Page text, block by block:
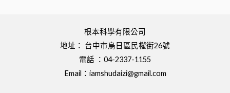
根本科學有限公司
地址： 台中市烏日區民權街26號
電話 ：04-2337-1155
Email： iamshudaizi@gmail.com